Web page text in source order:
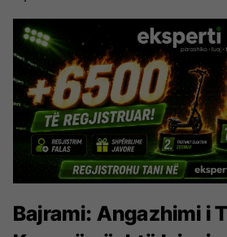
Bajrami: Angazhimi i